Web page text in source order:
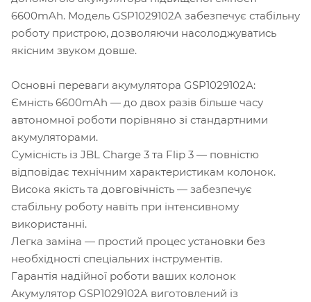
6600mAh. Модель GSP1029102A забезпечує стабільну
роботу пристрою, дозволяючи насолоджуватись
якісним звуком довше.
Основні переваги акумулятора GSP1029102A:
Ємність 6600mAh — до двох разів більше часу
автономної роботи порівняно зі стандартними
акумуляторами.
Сумісність із JBL Charge 3 та Flip 3 — повністю
відповідає технічним характеристикам колонок.
Висока якість та довговічність — забезпечує
стабільну роботу навіть при інтенсивному
використанні.
Легка заміна — простий процес установки без
необхідності спеціальних інструментів.
Гарантія надійної роботи ваших колонок
Акумулятор GSP1029102A виготовлений із